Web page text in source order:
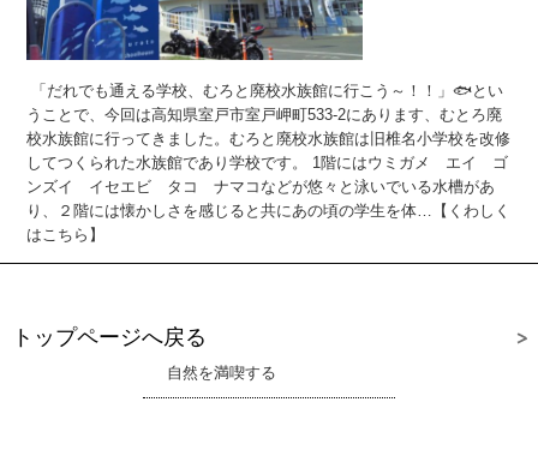
「だれでも通える学校、むろと廃校水族館に行こう～！！」🐟とい
うことで、今回は高知県室戸市室戸岬町533-2にあります、むとろ廃
校水族館に行ってきました。むろと廃校水族館は旧椎名小学校を改修
してつくられた水族館であり学校です。 1階にはウミガメ エイ ゴ
ンズイ イセエビ タコ ナマコなどが悠々と泳いでいる水槽があ
り、２階には懐かしさを感じると共にあの頃の学生を体…【くわしく
はこちら】
トップページへ戻る
自然を満喫する